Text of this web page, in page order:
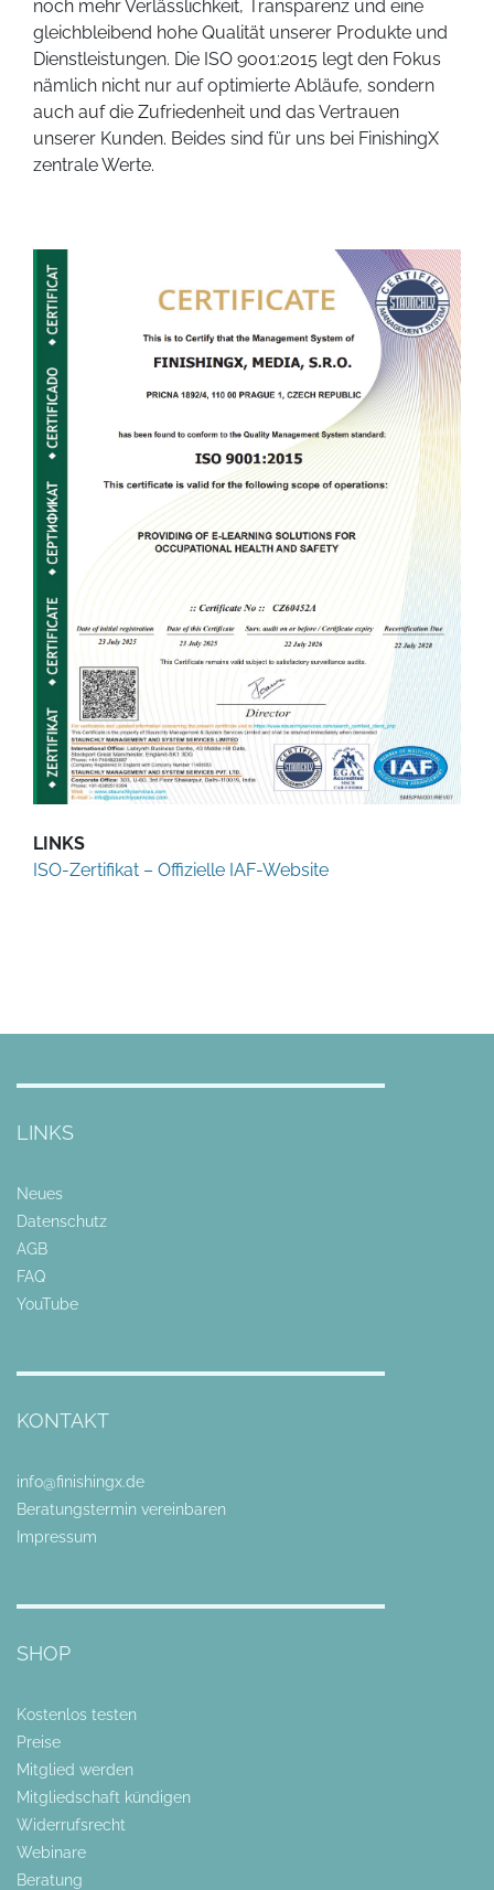
noch mehr Verlässlichkeit, Transparenz und eine
gleichbleibend hohe Qualität unserer Produkte und
Dienstleistungen. Die ISO 9001:2015 legt den Fokus
nämlich nicht nur auf optimierte Abläufe, sondern
auch auf die Zufriedenheit und das Vertrauen
unserer Kunden. Beides sind für uns bei FinishingX
zentrale Werte.
LINKS
ISO-Zertifikat – Offizielle IAF-Website
LINKS
Neues
Datenschutz
AGB
FAQ
YouTube
KONTAKT
info@finishingx.de
Beratungstermin vereinbaren
Impressum
SHOP
Kostenlos testen
Preise
Mitglied werden
Mitgliedschaft kündigen
Widerrufsrecht
Webinare
Beratung